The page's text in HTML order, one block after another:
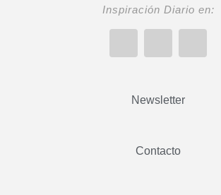
Inspiración Diario en:
Newsletter
Contacto